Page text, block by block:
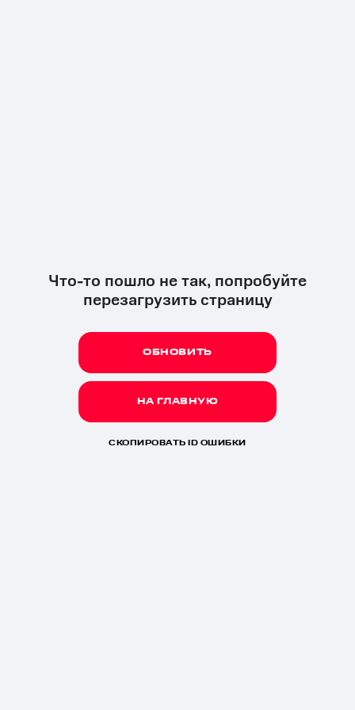
Что-то пошло не так, попробуйте
перезагрузить страницу
ОБНОВИТЬ
НА ГЛАВНУЮ
СКОПИРОВАТЬ ID ОШИБКИ